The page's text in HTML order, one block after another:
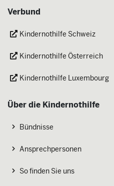
Verbund
Kindernothilfe Schweiz
Kindernothilfe Österreich
Kindernothilfe Luxembourg
Über die Kindernothilfe
Bündnisse
Ansprechpersonen
So finden Sie uns